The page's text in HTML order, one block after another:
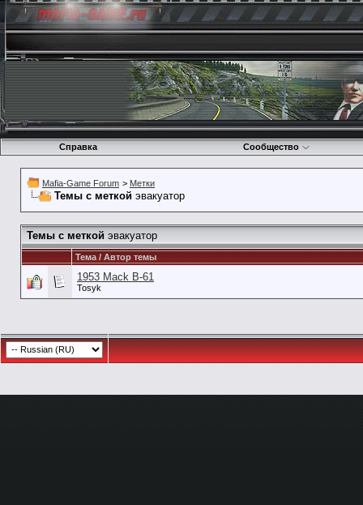
Справка Сообщество
Mafia-Game Forum > Метки
Темы с меткой эвакуатор
Темы с меткой эвакуатор
Тема / Автор темы
1953 Mack B-61
Tosyk